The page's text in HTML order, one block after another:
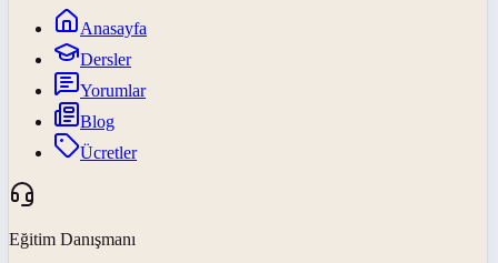
Anasayfa
Dersler
Yorumlar
Blog
Ücretler
Eğitim Danışmanı